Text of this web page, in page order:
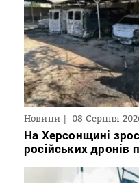
Новини 08 Серпня
На Херсонщині
російських дронів